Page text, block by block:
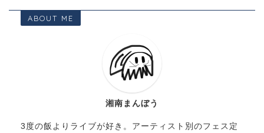
ABOUT ME
湘南まんぼう
3度の飯よりライブが好き。アーティスト別のフェス定